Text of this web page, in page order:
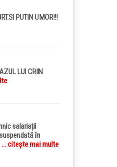
PUTIN UMOR!!!
LUI CRIN
salariații
în
... citește mai multe